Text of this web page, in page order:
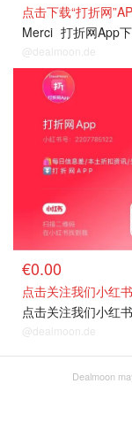
点击下载“打折网
Merci 打折网App
@dealmoon.de
€0.00
点击关注我们小红
点击关注我们小红
@dealmoon.de
Dealmoon